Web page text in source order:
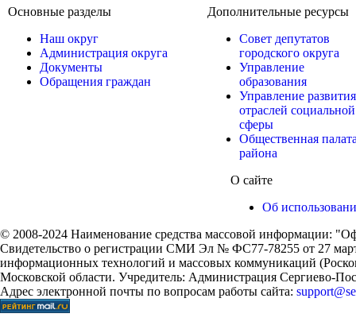
Основные разделы
Наш округ
Администрация округа
Документы
Обращения граждан
Дополнительные ресурсы
Совет депутатов
городского округа
Управление
образования
Управление развития
отраслей социальной
сферы
Общественная
района
О сайте
Об
© 2008-2024 Наименование средства массовой информации:
Свидетельство о регистрации СМИ Эл № ФС77-78255 от 27
информационных технологий и массовых коммуникаций
Московской области. Учредитель: Администрация Сергиево-
Адрес электронной почты по вопросам работы сайта: